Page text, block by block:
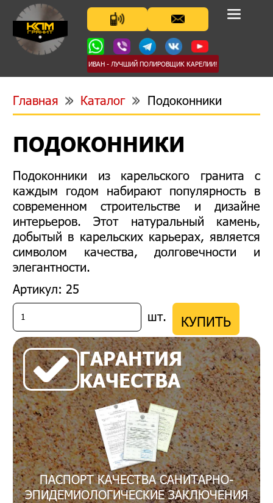
ИВАН - ЛУЧШИЙ ПОЛИРОВЩИК КАРЕЛИИ!
Главная Каталог Подоконники
ПОДОКОННИКИ
Подоконники из карельского гранита с
каждым годом набирают популярность в
современном строительстве и дизайне
интерьеров. Этот натуральный камень,
добытый в карельских карьерах, является
символом качества, долговечности и
элегантности.
Артикул: 25
шт.
КУПИТЬ
ГАРАНТИЯ
КАЧЕСТВА
ПАСПОРТ КАЧЕСТВА САНИТАРНО-
ЭПИДЕМИОЛОГИЧЕСКИЕ ЗАКЛЮЧЕНИЯ